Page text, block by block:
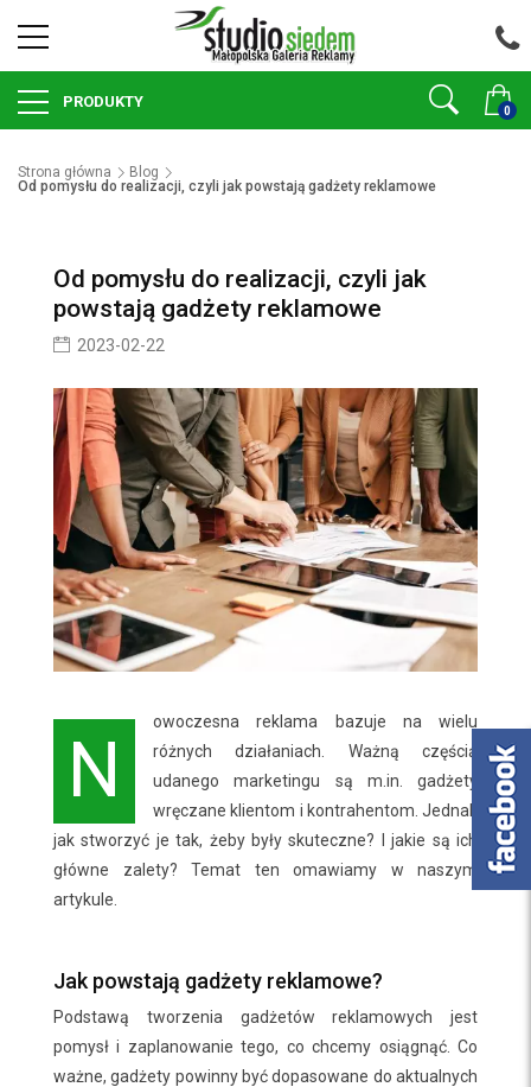
0
PRODUKTY
Strona główna
Blog
Od pomysłu do realizacji, czyli jak powstają gadżety reklamowe
Od pomysłu do realizacji, czyli jak
powstają gadżety reklamowe
2023-02-22
N
owoczesna reklama bazuje na wielu
różnych działaniach. Ważną częścią
udanego marketingu są m.in. gadżety
wręczane klientom i kontrahentom. Jednak
jak stworzyć je tak, żeby były skuteczne? I jakie są ich
główne zalety? Temat ten omawiamy w naszym
artykule.
Jak powstają gadżety reklamowe?
Podstawą tworzenia gadżetów reklamowych jest
pomysł i zaplanowanie tego, co chcemy osiągnąć. Co
ważne, gadżety powinny być dopasowane do aktualnych